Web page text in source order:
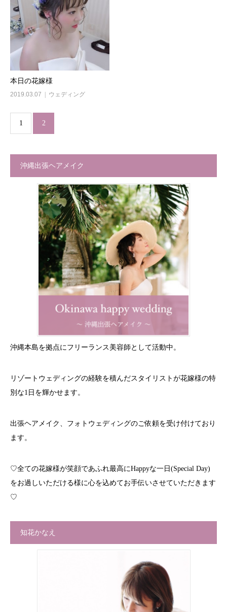
本日の花嫁様
2019.03.07 ウェディング
1 2
沖縄出張ヘアメイク
沖縄本島を拠点にフリーランス美容師として活動中。
リゾートウェディングの経験を積んだスタイリストが花嫁様の特
別な1日を輝かせます。
出張ヘアメイク、フォトウェディングのご依頼を受け付けており
ます。
♡全ての花嫁様が笑顔であふれ最高にHappyな一日(Special Day)
をお過しいただける様に心を込めてお手伝いさせていただきます
♡
知花かなえ